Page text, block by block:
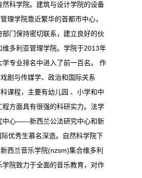
科学院。 建筑与设计学院的设备
理学院靠近繁华的首都市中心，
门保持密切联系，建立良好的伙
维多利亚管理学院。学院于2013年
专业排名中进入了前一百名。 作
剧与传媒学、政治和国际关系
课程，主要有幼儿园 、小学和中
方面具有很强的科研实力。 法学
中心——新西兰公法研究中心和新
优秀生慕名深造。
自然科学院下
新西兰音乐学院(nzsm)集合维多利
院致力于全面的音乐教育，对作